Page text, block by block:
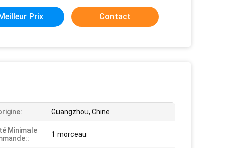
Prix Contact
Guangzhou, Chine
Minimale
1 morceau